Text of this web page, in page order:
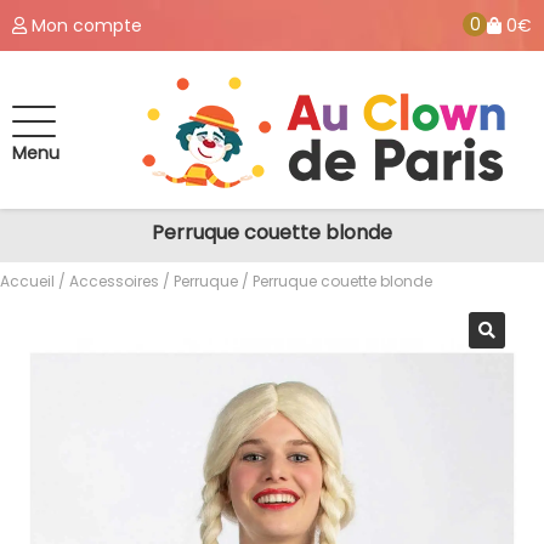
Mon compte 0 0€
Menu
Perruque couette blonde
Accueil / Accessoires / Perruque / Perruque couette blonde